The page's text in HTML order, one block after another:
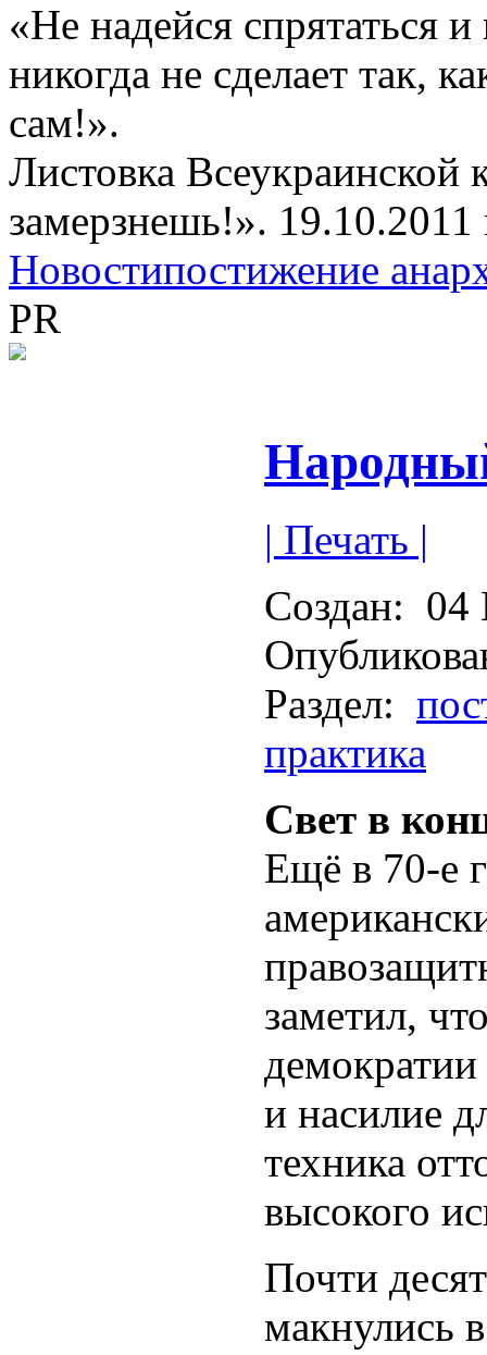
«Не надейся спрятаться
никогда не сделает так,
сам!».
Листовка Всеукраинской
замерзнешь!». 19.10.2011
Новостипостижение
PR
| Печать |
Создан: 04
Раздел:
практика
Свет в
Ещё в 70-е
заметил,
и насилие
техника
высокого
Почти
макнулись